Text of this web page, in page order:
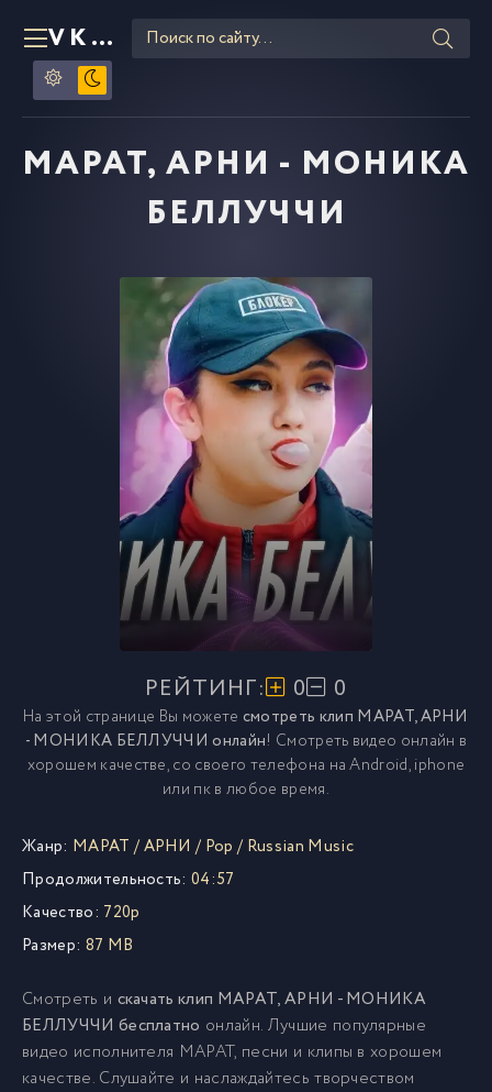
VKLIPE RU
МАРАТ, АРНИ - МОНИКА
БЕЛЛУЧЧИ
РЕЙТИНГ: 0 0
На этой странице Вы можете смотреть клип МАРАТ, АРНИ
- МОНИКА БЕЛЛУЧЧИ онлайн! Смотреть видео онлайн в
хорошем качестве, со своего телефона на Android, iphone
или пк в любое время.
Жанр: МАРАТ /АРНИ / Pop / Russian Music
Продолжительность: 04:57
Качество: 720p
Размер: 87 MB
Смотреть и скачать клип МАРАТ, АРНИ - МОНИКА
БЕЛЛУЧЧИ бесплатно онлайн. Лучшие популярные
видео исполнителя МАРАТ, песни и клипы в хорошем
качестве. Слушайте и наслаждайтесь творчеством